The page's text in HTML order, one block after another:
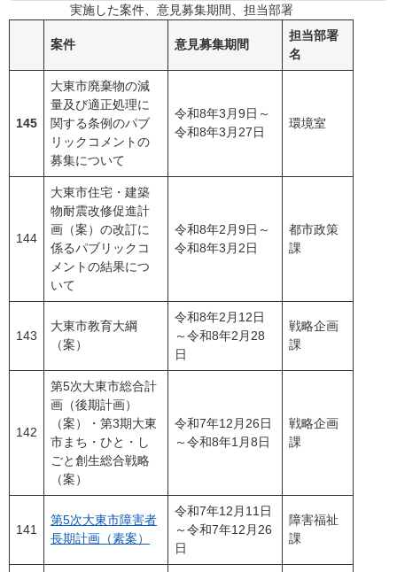
実施した案件、意見募集期間、担当部署
案件 意見募集期間
担当部署
名
145
大東市廃棄物の減
量及び適正処理に
関する条例のパブ
リックコメントの
募集について
令和8年3月9日～
令和8年3月27日
環境室
144
大東市住宅・建築
物耐震改修促進計
画（案）の改訂に
係るパブリックコ
メントの結果につ
いて
令和8年2月9日～
令和8年3月2日
都市政策
課
143
大東市教育大綱
（案）
令和8年2月12日
～令和8年2月28
日
戦略企画
課
142
第5次大東市総合計
画（後期計画）
（案）・第3期大東
市まち・ひと・し
ごと創生総合戦略
（案）
令和7年12月26日
～令和8年1月8日
戦略企画
課
141
第5次大東市障害者
長期計画（素案）
令和7年12月11日
～令和7年12月26
日
障害福祉
課